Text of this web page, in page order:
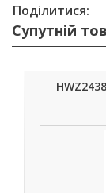
Поділитися:
Супутній